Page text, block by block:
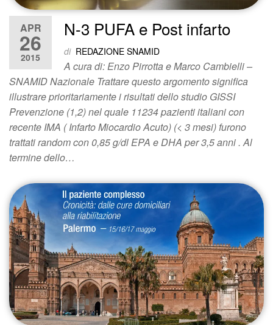
APR
26
2015
N-3 PUFA e Post infarto
di REDAZIONE SNAMID
A cura di: Enzo Pirrotta e Marco Cambielli –
SNAMID Nazionale Trattare questo argomento significa
illustrare prioritariamente i risultati dello studio GISSI
Prevenzione (1,2) nel quale 11234 pazienti italiani con
recente IMA ( Infarto Miocardio Acuto) (< 3 mesi) furono
trattati random con 0,85 g/dl EPA e DHA per 3,5 anni . Al
termine dello…